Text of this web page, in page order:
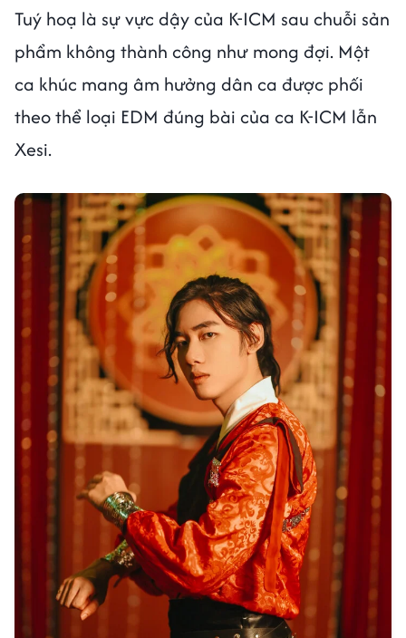
Tuý hoạ là sự vực dậy của K-ICM sau chuỗi sản
phẩm không thành công như mong đợi. Một
ca khúc mang âm hưởng dân ca được phối
theo thể loại EDM đúng bài của ca K-ICM lẫn
Xesi.